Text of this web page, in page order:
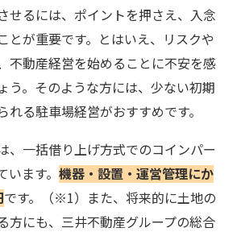
せるには、ポイントを押さえ、入念
とが重要です。とはいえ、リスクや
不動産経営を始めることに不安を感
う。そのような方には、少ない初期
れる駐車場経営がおすすめです。
、一括借り上げ方式でのコインパー
います。機器・設置・運営管理にか
です。（※1）また、将来的に土地の
方にも、三井不動産グループの総合